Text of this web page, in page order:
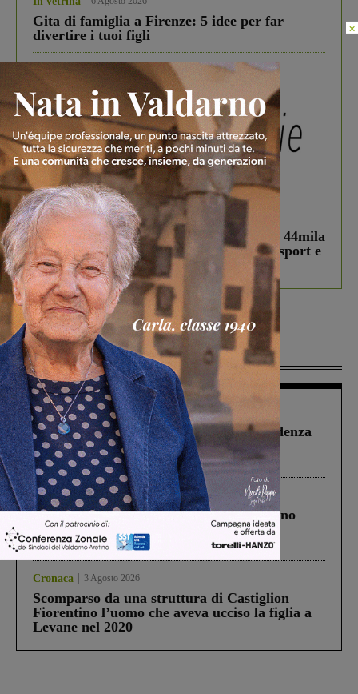
Gita di famiglia a Firenze: 5 idee per far
divertire i tuoi figli
In vetrina 3 Agosto 2026
Estra Notizie agosto: Smart Cities, oltre 44mila
studenti coinvolti, torna il bando per lo sport e
debutta il podcast Estrair
Più lette
Figline Incisa Valdarno 1 Agosto 2026
Piscina di Figline finanziata oltre la scadenza
Pnrr, il gruppo di Fratelli d’Italia: “Un
ringraziamento al Governo”
Cronaca 4 Agosto 2026
Un anno fa la strage in A1 in cui morirono
Gianni, Giulia e Franco. Lo schianto, il
processo, lo stop ai sorpassi fra tir....
Cronaca 3 Agosto 2026
Scomparso da una struttura di Castiglion
Fiorentino l’uomo che aveva ucciso la figlia a
Levane nel 2020
×